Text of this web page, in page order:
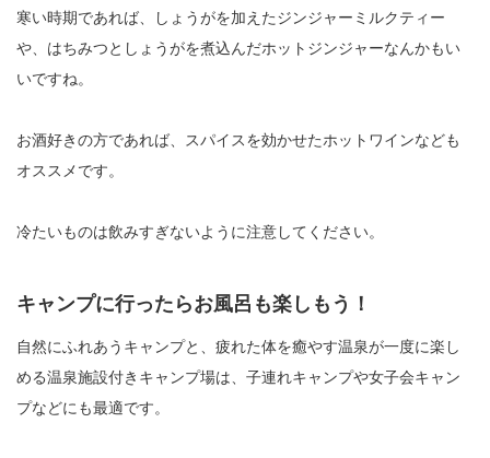
寒い時期であれば、しょうがを加えたジンジャーミルクティー
や、はちみつとしょうがを煮込んだホットジンジャーなんかもい
いですね。
お酒好きの方であれば、スパイスを効かせたホットワインなども
オススメです。
冷たいものは飲みすぎないように注意してください。
キャンプに行ったらお風呂も楽しもう！
自然にふれあうキャンプと、疲れた体を癒やす温泉が一度に楽し
める温泉施設付きキャンプ場は、子連れキャンプや女子会キャン
プなどにも最適です。